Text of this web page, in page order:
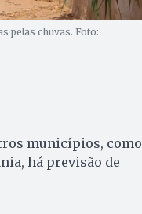
pelas chuvas. Foto:
municípios, como
há previsão de